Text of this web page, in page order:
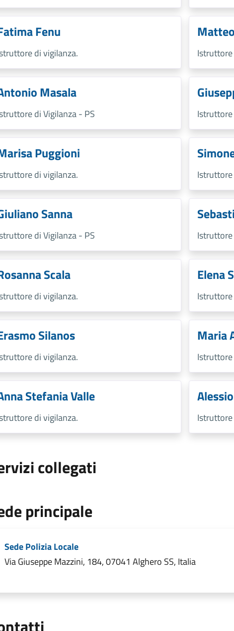
Fenu
di vigilanza. Istruttore
Masala
di Vigilanza - PS
Puggioni
di vigilanza. Istruttore
Sanna
di Vigilanza - PS Istruttore
Scala
di vigilanza.
Elena
Istruttore
Silanos
di vigilanza.
Maria
Stefania Valle
di vigilanza. Istruttore
collegati
principale
Sede Polizia Locale
Via Giuseppe Mazzini, 184, 07041 Alghero SS, Italia